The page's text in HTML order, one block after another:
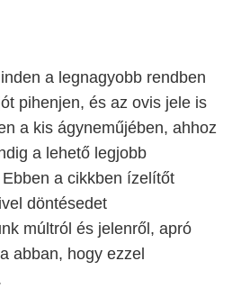
a legnagyobb rendben
pihenjen, és az ovis jele is
a kis ágyneműjében, ahhoz
a lehető legjobb
a cikkben ízelítőt
döntésedet
múltról és jelenről, apró
abban, hogy ezzel